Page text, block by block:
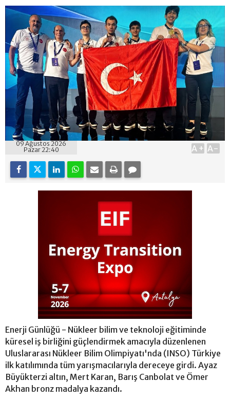
09 Ağustos 2026
Pazar 22:40
A+ A-
Enerji Günlüğü - Nükleer bilim ve teknoloji eğitiminde
küresel iş birliğini güçlendirmek amacıyla düzenlenen
Uluslararası Nükleer Bilim Olimpiyatı'nda (INSO) Türkiye
ilk katılımında tüm yarışmacılarıyla dereceye girdi. Ayaz
Büyükterzi altın, Mert Karan, Barış Canbolat ve Ömer
Akhan bronz madalya kazandı.